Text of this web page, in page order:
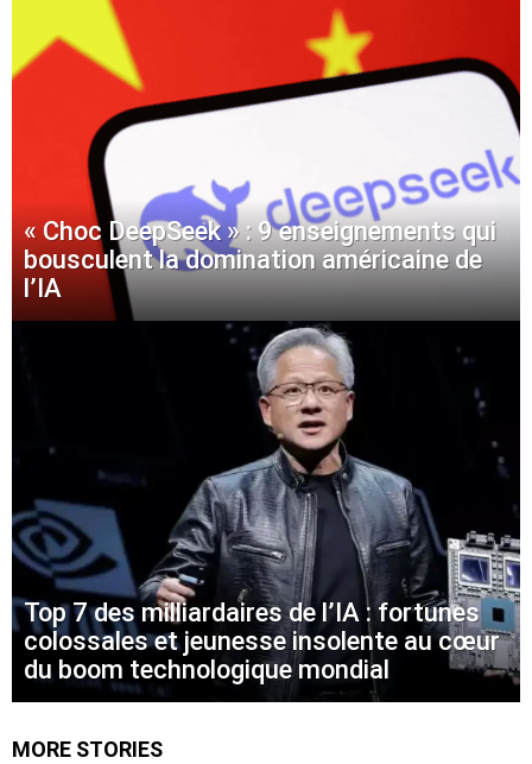
« Choc DeepSeek » : 9 enseignements qui
bousculent la domination américaine de
l’IA
Top 7 des milliardaires de l’IA : fortunes
colossales et jeunesse insolente au cœur
du boom technologique mondial
MORE STORIES